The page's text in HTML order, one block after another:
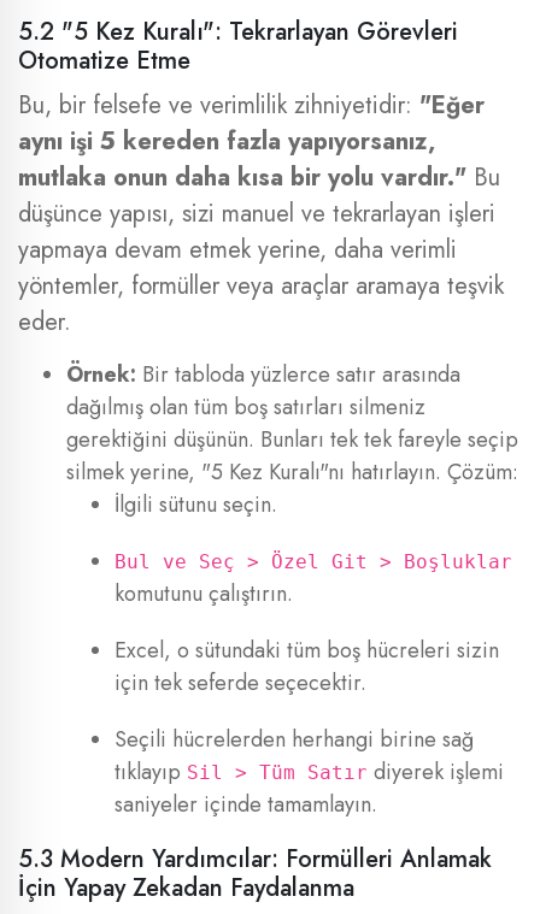
5.2 "5 Kez Kuralı": Tekrarlayan Görevleri
Otomatize Etme
Bu, bir felsefe ve verimlilik zihniyetidir: "Eğer
aynı işi 5 kereden fazla yapıyorsanız,
mutlaka onun daha kısa bir yolu vardır." Bu
düşünce yapısı, sizi manuel ve tekrarlayan işleri
yapmaya devam etmek yerine, daha verimli
yöntemler, formüller veya araçlar aramaya teşvik
eder.
Örnek: Bir tabloda yüzlerce satır arasında
dağılmış olan tüm boş satırları silmeniz
gerektiğini düşünün. Bunları tek tek fareyle seçip
silmek yerine, "5 Kez Kuralı"nı hatırlayın. Çözüm:
İlgili sütunu seçin.
Bul ve Seç > Özel Git > Boşluklar
komutunu çalıştırın.
Excel, o sütundaki tüm boş hücreleri sizin
için tek seferde seçecektir.
Seçili hücrelerden herhangi birine sağ
tıklayıp Sil > Tüm Satır diyerek işlemi
saniyeler içinde tamamlayın.
5.3 Modern Yardımcılar: Formülleri Anlamak
İçin Yapay Zekadan Faydalanma